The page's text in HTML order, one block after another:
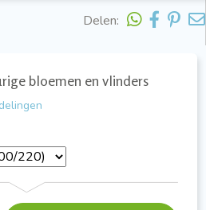
Delen:
bloemen en vlinders